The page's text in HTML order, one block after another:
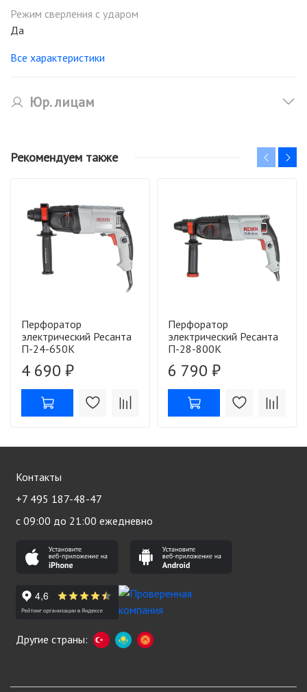
Режим сверления с ударом
Да
Все характеристики
Юр. лицам
Рекомендуем также
Перфоратор
электрический Ресанта
П-24-650К
4 690 ₽
Перфоратор
электрический Ресанта
П-28-800К
6 790 ₽
Контакты
+7 495 187-48-47
с 09:00 до 21:00 ежедневно
Другие страны: